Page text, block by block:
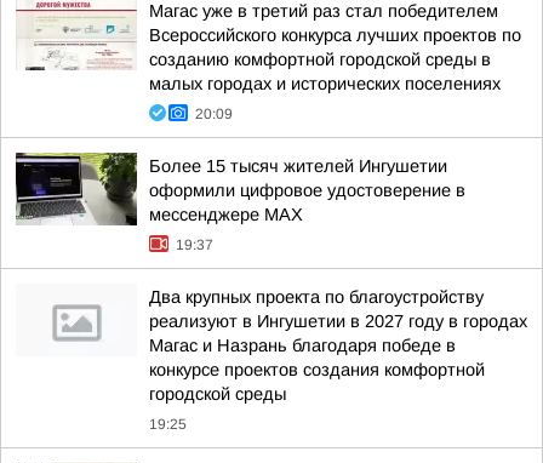
Магас уже в третий раз стал победителем
Всероссийского конкурса лучших проектов по
созданию комфортной городской среды в
малых городах и исторических поселениях
20:09
Более 15 тысяч жителей Ингушетии
оформили цифровое удостоверение в
мессенджере MAX
19:37
Два крупных проекта по благоустройству
реализуют в Ингушетии в 2027 году в городах
Магас и Назрань благодаря победе в
конкурсе проектов создания комфортной
городской среды
19:25